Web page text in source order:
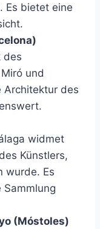
Es bietet eine
des
und
Architektur des
widmet
Künstlers,
wurde. Es
(Móstoles)